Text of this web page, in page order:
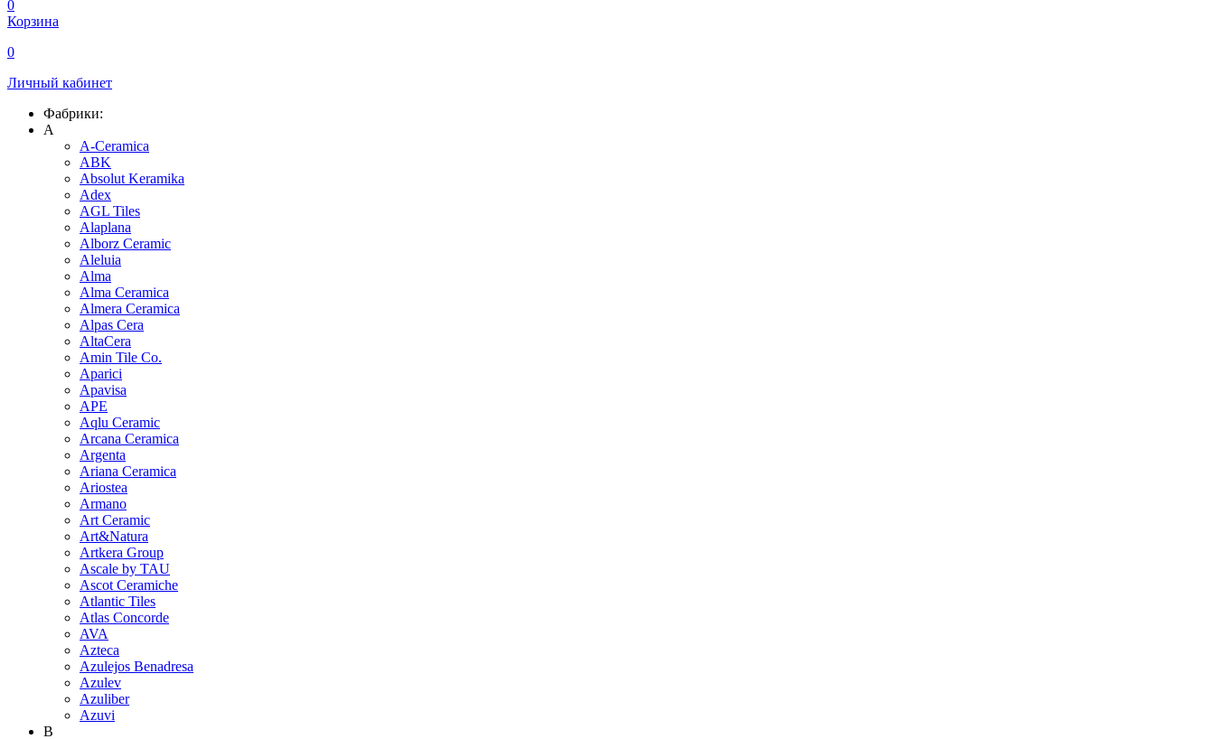
0
Корзина
0
Личный кабинет
Фабрики:
A
A-Ceramica
ABK
Absolut Keramika
Adex
AGL Tiles
Alaplana
Alborz Ceramic
Aleluia
Alma
Alma Ceramica
Almera Ceramica
Alpas Cera
AltaCera
Amin Tile Co.
Aparici
Apavisa
APE
Aqlu Ceramic
Arcana Ceramica
Argenta
Ariana Ceramica
Ariostea
Armano
Art Ceramic
Art&Natura
Artkera Group
Ascale by TAU
Ascot Ceramiche
Atlantic Tiles
Atlas Concorde
AVA
Azteca
Azulejos Benadresa
Azulev
Azuliber
Azuvi
B